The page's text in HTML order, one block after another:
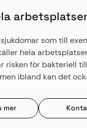
som till
hela
risken för bakteriell
ibland kan det
mer